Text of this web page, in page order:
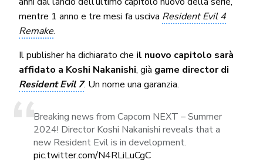
mentre 1 anno e tre mesi fa usciva Resident Evil 4
Remake.
Il publisher ha dichiarato che il nuovo capitolo sarà
affidato a Koshi Nakanishi, già game director di
Resident Evil 7. Un nome una garanzia.
Breaking news from Capcom NEXT – Summer
2024! Director Koshi Nakanishi reveals that a
new Resident Evil is in development.
pic.twitter.com/N4RLiLuCgC